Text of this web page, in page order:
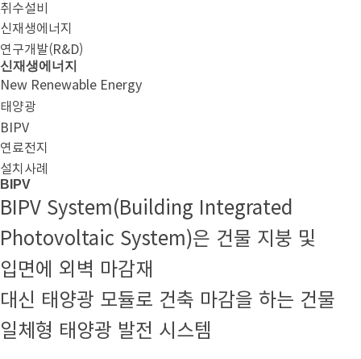
취수설비
신재생에너지
연구개발(R&D)
신재생에너지
New Renewable Energy
태양광
BIPV
연료전지
설치사례
BIPV
BIPV System(Building Integrated
Photovoltaic System)은 건물 지붕 및
입면에 외벽 마감재
대신 태양광 모듈로 건축 마감을 하는 건물
일체형 태양광 발전 시스템